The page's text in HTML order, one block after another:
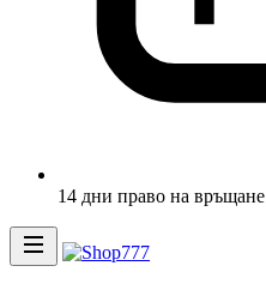
14 дни право на връщане